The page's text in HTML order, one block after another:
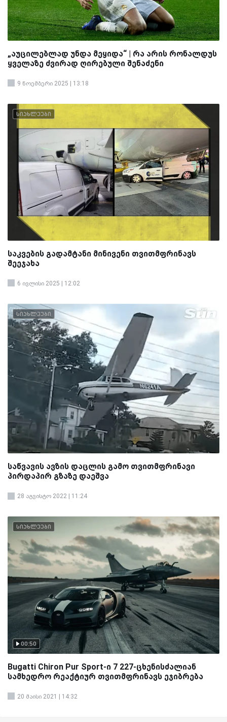
„აუცილებლად უნდა მეყიდა“ | რა არის რონალდუს
ყველაზე ძვირად ღირებული შენაძენი
9 ნოემბერი 2025 | 13:18
სიახლეები
საკვების გადამტანი მინივენი თვითმფრინავს
შეეჯახა
6 ივლისი 2025 | 12:02
სიახლეები
საწვავის ავზის დაცლის გამო თვითმფრინავი
პირდაპირ გზაზე დაეშვა
28 აგვისტო 2022 | 11:24
სიახლეები
00:50
Bugatti Chiron Pur Sport-ი 7 227-ცხენისძალიან
სამხედრო რეაქტიურ თვითმფრინავს ეჯიბრება
20 მაისი 2021 | 14:32